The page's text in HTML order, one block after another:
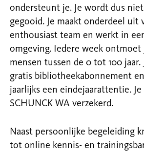
ondersteunt je. Je wordt dus
gegooid. Je maakt onderdeel uit
enthousiast team en werkt in
omgeving. Iedere week ontmoet
mensen tussen de 0 tot 100 jaar.
gratis bibliotheekabonnement
jaarlijks een eindejaarattentie. Je
SCHUNCK WA verzekerd.
Naast persoonlijke begeleiding
tot online kennis- en